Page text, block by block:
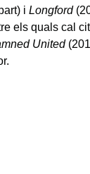
iLongford
els quals cal
United